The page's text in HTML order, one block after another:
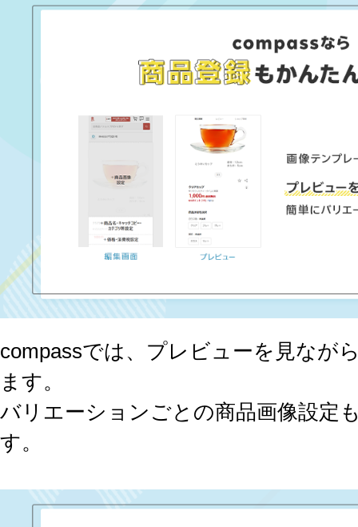
compassでは、プレビューを見なが
ます。
バリエーションごとの商品画像設定
す。